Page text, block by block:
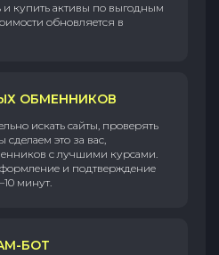
и купить активы по выгодным
обновляется в
ОБМЕННИКОВ
искать сайты, проверять
это за вас,
с лучшими курсами.
и подтверждение
минут.
БОТ